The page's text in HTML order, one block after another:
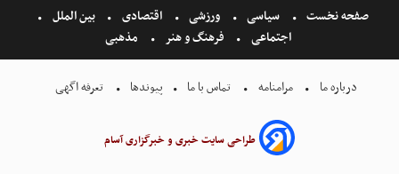
صفحه نخست سیاسی ورزشی اقتصادی
بین الملل
اجتماعی
فرهنگ و هنر مذهبی
درباره ما مرامنامه تماس با ما پیوندها تعرفه اگهی
طراحی سایت خبری و خبرگزاری آسام